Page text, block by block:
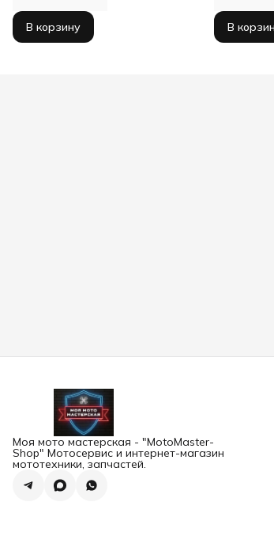
В корзину В
Моя мото мастерская - "MotoMaster-
Shop" Мотосервис и интернет-магазин
мототехники, запчастей.